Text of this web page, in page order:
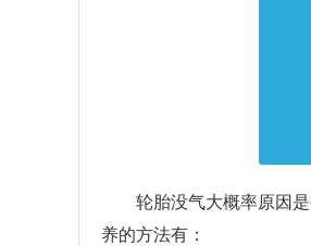
轮胎没气大概率原因
养的方法有：